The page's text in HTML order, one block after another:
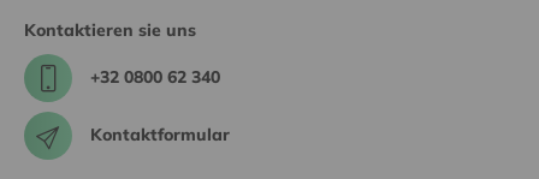
Kontaktieren sie uns
+32 0800 62 340
Kontaktformular